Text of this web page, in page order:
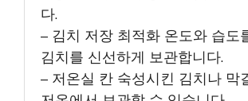
다.
– 김치 저장 최적화 온도와 습도
김치를 신선하게 보관합니다.
– 저온실 칸 숙성시킨 김치나 막